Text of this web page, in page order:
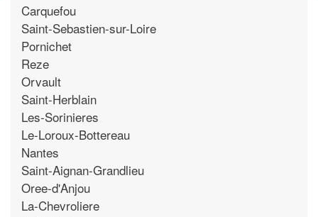
Carquefou
Saint-Sebastien-sur-Loire
Pornichet
Reze
Orvault
Saint-Herblain
Les-Sorinieres
Le-Loroux-Bottereau
Nantes
Saint-Aignan-Grandlieu
Oree-d'Anjou
La-Chevroliere